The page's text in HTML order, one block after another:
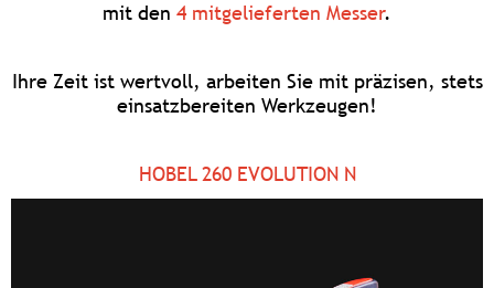
mit den 4 mitgelieferten Messer.
Ihre Zeit ist wertvoll, arbeiten Sie mit präzisen, stets
einsatzbereiten Werkzeugen!
HOBEL 260 EVOLUTION N